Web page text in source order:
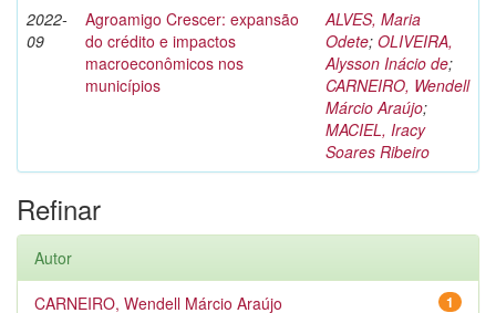
2022-
09
Agroamigo Crescer: expansão
do crédito e impactos
macroeconômicos nos
municípios
ALVES, Maria
Odete; OLIVEIRA,
Alysson Inácio de;
CARNEIRO, Wendell
Márcio Araújo;
MACIEL, Iracy
Soares Ribeiro
Refinar
Autor
1
CARNEIRO, Wendell Márcio Araújo